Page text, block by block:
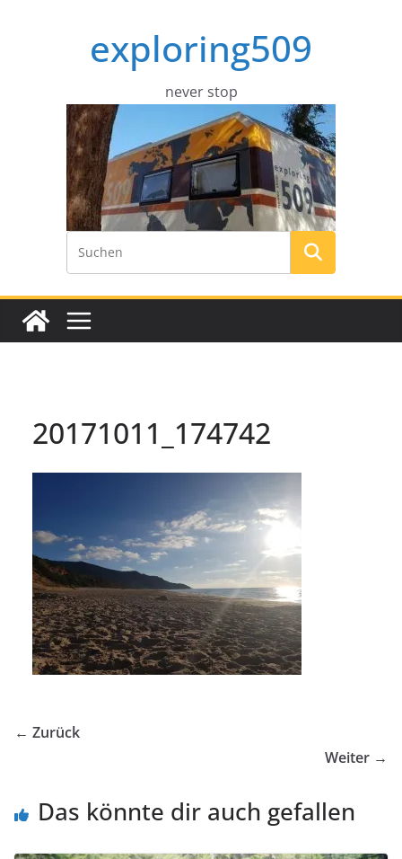
exploring509
never stop
20171011_174742
← Zurück
Weiter →
Das könnte dir auch gefallen